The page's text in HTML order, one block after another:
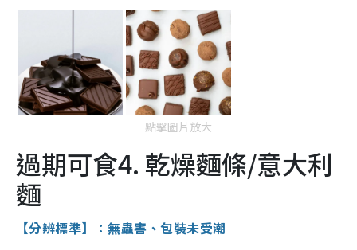
點擊圖片放大
過期可食4. 乾燥麵條/意大利
麵
【分辨標準】：無蟲害、包裝未受潮